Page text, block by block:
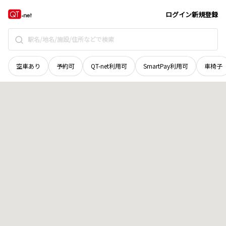
ログイン新規登録
空車あり 予約可 QT-net利用可 SmartPay利用可 車椅子
北海道